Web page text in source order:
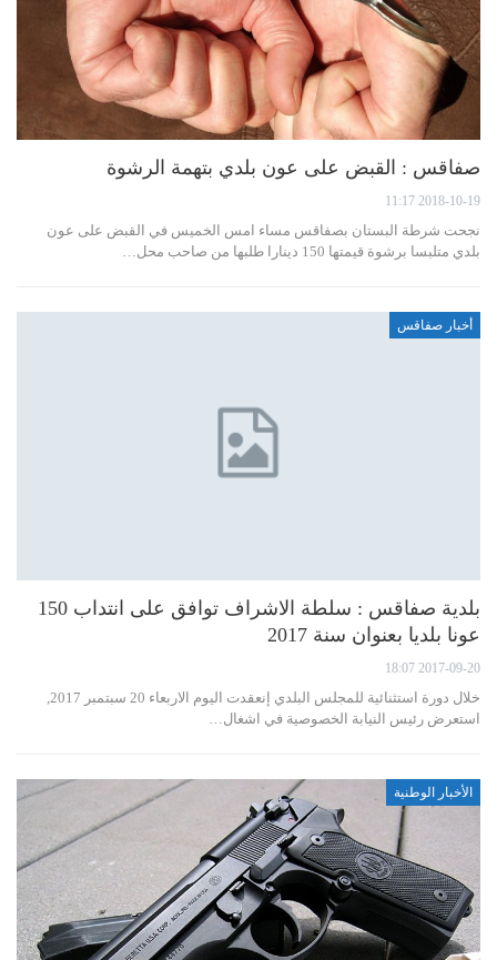
صفاقس : القبض على عون بلدي بتهمة الرشوة
2018-10-19 11:17
نجحت شرطة البستان بصفاقس مساء امس الخميس في القبض على عون
بلدي متلبسا برشوة قيمتها 150 دينارا طلبها من صاحب محل…
أخبار صفاقس
بلدية صفاقس : سلطة الاشراف توافق على انتداب 150
عونا بلديا بعنوان سنة 2017
2017-09-20 18:07
خلال دورة استثنائية للمجلس البلدي إنعقدت اليوم الاربعاء 20 سبتمبر 2017,
استعرض رئيس النيابة الخصوصية في اشغال…
الأخبار الوطنية